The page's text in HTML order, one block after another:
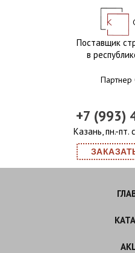
Поставщик
в
+7 (993)
Казань, пн.-